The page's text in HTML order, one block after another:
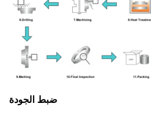
ضبط الجودة